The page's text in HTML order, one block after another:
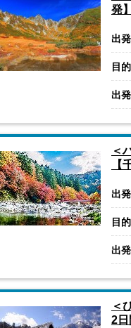
発】
出
目
出
＜
【
出
目
出
＜
2日